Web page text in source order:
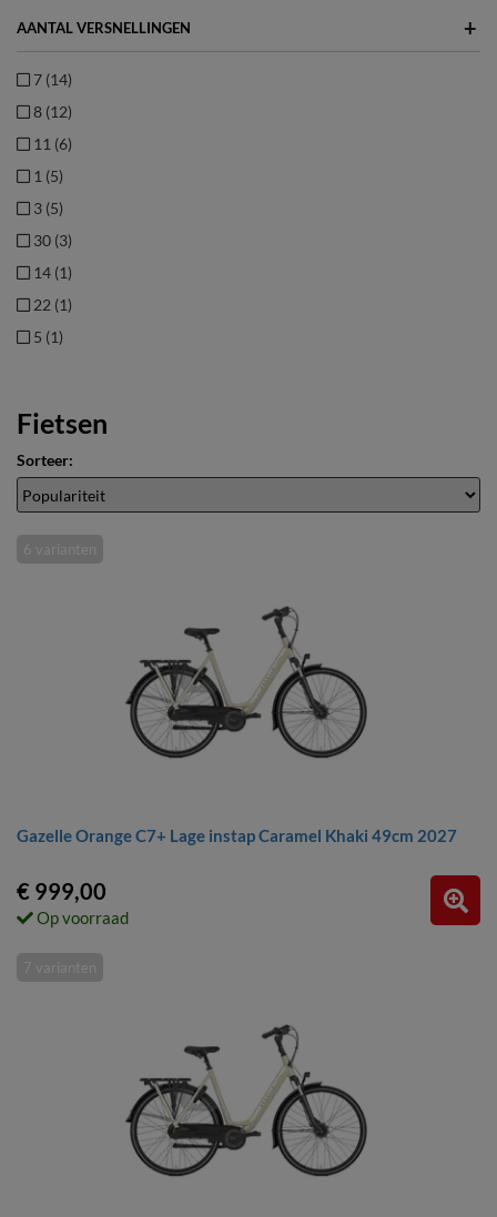
AANTAL VERSNELLINGEN +
7 (14)
8 (12)
11 (6)
1 (5)
3 (5)
30 (3)
14 (1)
22 (1)
5 (1)
Fietsen
Sorteer:
Gazelle Orange C7+ Lage instap Caramel Khaki 49cm 2027
6 varianten
€ 999,00
Op voorraad
7 varianten